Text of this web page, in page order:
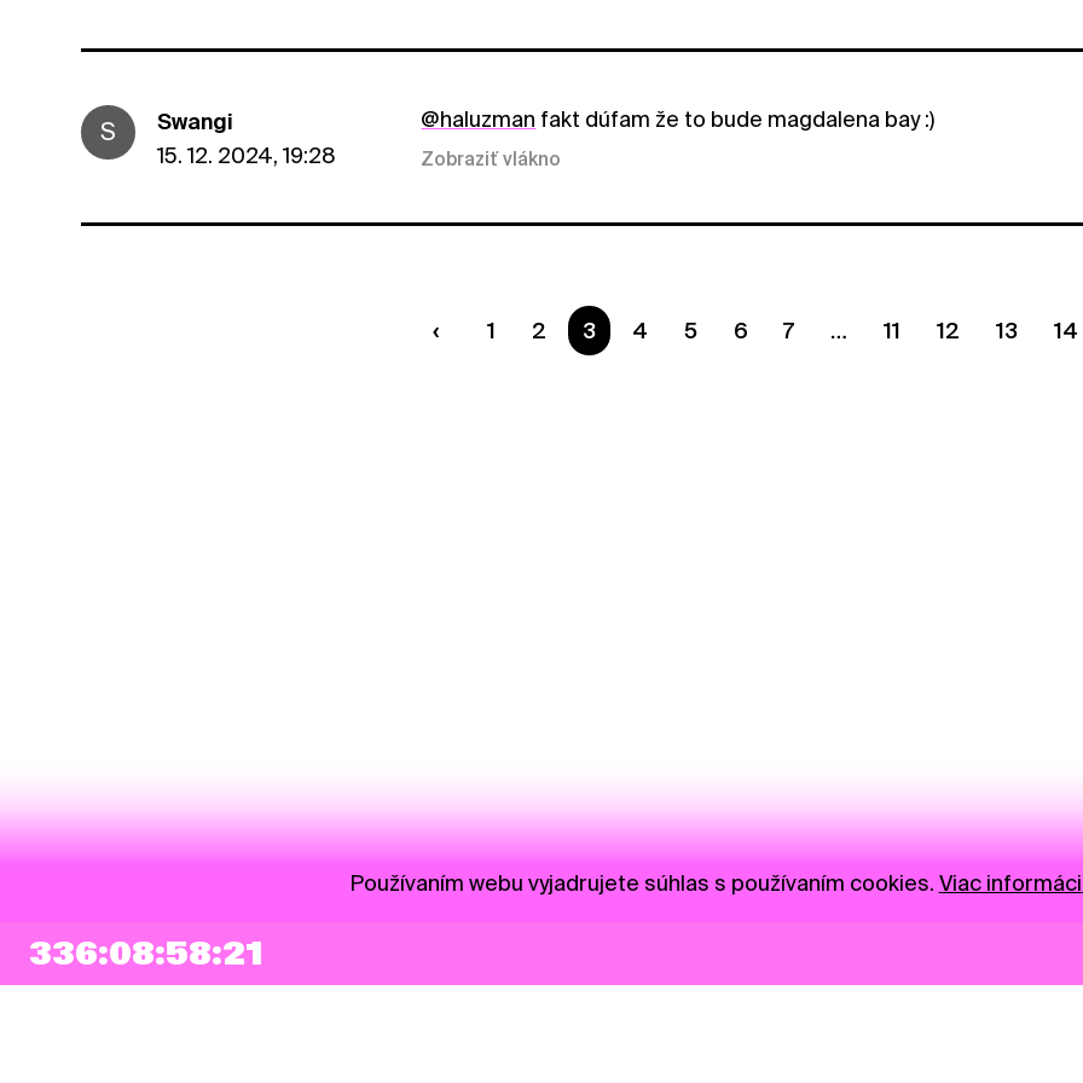
S
Swangi
15. 12. 2024, 19:28
@haluzman fakt dúfam že to bude magdalena bay :)
Zobraziť vlákno
1 2 Ste na strane
3 4 5 6 7 11 12 13 14
336:08:58:20
Používaním webu vyjadrujete súhlas s používaním cookies. Viac